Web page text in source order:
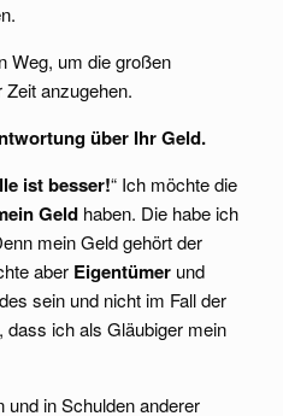
Weg, um die großen
anzugehen.
über Ihr Geld.
ist besser!“ Ich möchte die
Geld haben. Die habe ich
mein Geld gehört der
aber Eigentümer und
sein und nicht im Fall der
dass ich als Gläubiger mein
in Schulden anderer